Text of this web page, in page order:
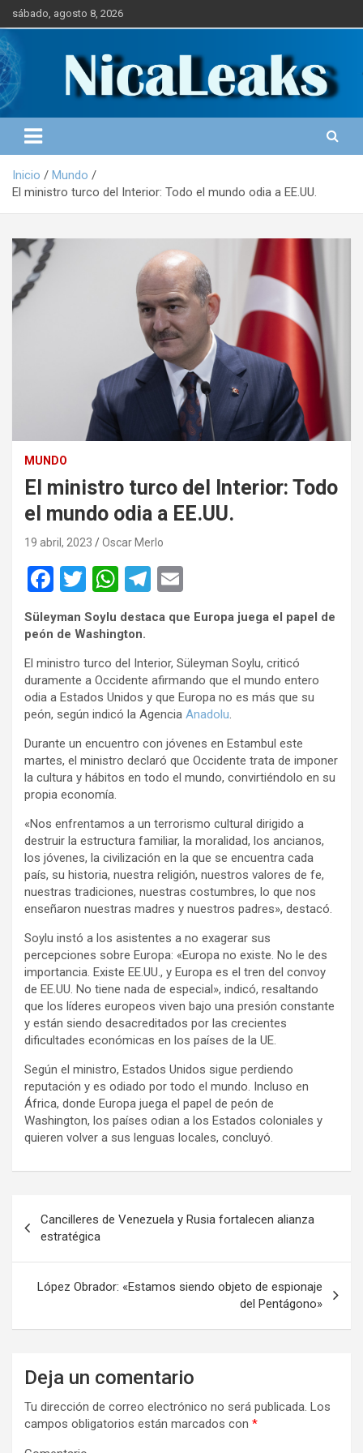
a
l
t
a
r
a
e
sábado, agosto 8, 2026
NICALEAKS
Portal de Noticias
Inicio
Mundo
El ministro turco del Interior: Todo el mundo odia a EE.UU.
MUNDO
El ministro turco del Interior: Todo
el mundo odia a EE.UU.
19 abril, 2023 Oscar Merlo
F
ce
b
o
o
k
T
wi
tt
er
W
h
at
s
A
p
p
T
e
gr
a
m
m
ail
Süleyman Soylu destaca que Europa juega el papel de
peón de Washington.
El ministro turco del Interior, Süleyman Soylu, criticó
duramente a Occidente afirmando que el mundo entero
odia a Estados Unidos y que Europa no es más que su
peón, según indicó la Agencia Anadolu.
Durante un encuentro con jóvenes en Estambul este
martes, el ministro declaró que Occidente trata de imponer
la cultura y hábitos en todo el mundo, convirtiéndolo en su
propia economía.
«Nos enfrentamos a un terrorismo cultural dirigido a
destruir la estructura familiar, la moralidad, los ancianos,
los jóvenes, la civilización en la que se encuentra cada
país, su historia, nuestra religión, nuestros valores de fe,
nuestras tradiciones, nuestras costumbres, lo que nos
enseñaron nuestras madres y nuestros padres», destacó.
Soylu instó a los asistentes a no exagerar sus
percepciones sobre Europa: «Europa no existe. No le des
importancia. Existe EE.UU., y Europa es el tren del convoy
de EE.UU. No tiene nada de especial», indicó, resaltando
que los líderes europeos viven bajo una presión constante
y están siendo desacreditados por las crecientes
dificultades económicas en los países de la UE.
Según el ministro, Estados Unidos sigue perdiendo
reputación y es odiado por todo el mundo. Incluso en
África, donde Europa juega el papel de peón de
Washington, los países odian a los Estados coloniales y
quieren volver a sus lenguas locales, concluyó.
v
a
Cancilleres de Venezuela y Rusia fortalecen alianza
estratégica
López Obrador: «Estamos siendo objeto de espionaje
del Pentágono»
Deja un comentario
Tu dirección de correo electrónico no será publicada. Los
campos obligatorios están marcados con *